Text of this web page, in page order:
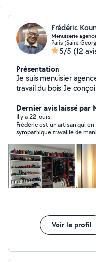
Frédéric
Menuiserie
Paris (Saint-
5/5 (12
Présentation
Je suis menuisier
travail du bois Je conçois, j'étudie et je réalise tout sur
Dernier avis laissé par
Il y a 22 jours
Frédéric est un artisan qui
sympathique travaille de
Voir le profil